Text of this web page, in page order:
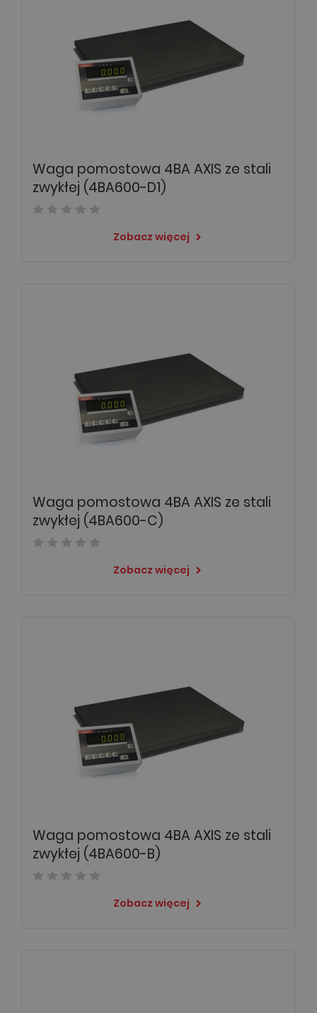
Waga pomostowa 4BA AXIS ze stali
zwykłej (4BA600-D1)
Zobacz więcej keyboard_arrow_right
Waga pomostowa 4BA AXIS ze stali
zwykłej (4BA600-C)
Zobacz więcej keyboard_arrow_right
Waga pomostowa 4BA AXIS ze stali
zwykłej (4BA600-B)
Zobacz więcej keyboard_arrow_right